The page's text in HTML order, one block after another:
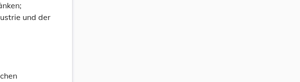
und der